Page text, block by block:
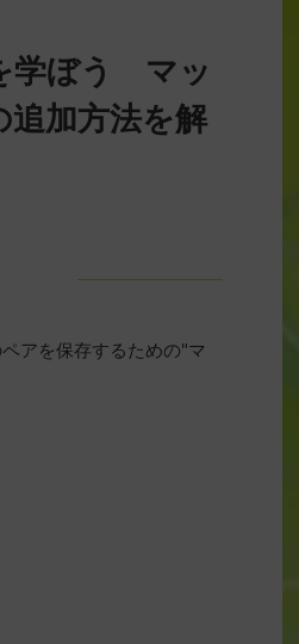
学ぼう マッ
追加方法を解
アを保存するための"マ